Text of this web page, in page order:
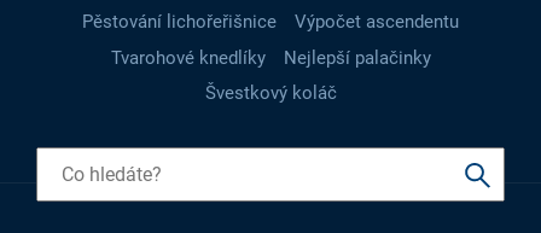
Pěstování lichořeřišnice
Výpočet ascendentu
Tvarohové knedlíky
Nejlepší palačinky
Švestkový koláč